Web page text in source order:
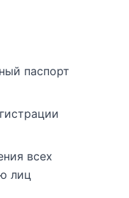
паспорт
всех
лиц